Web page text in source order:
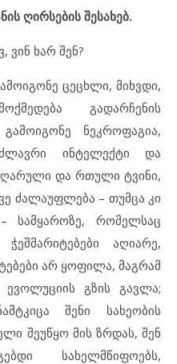
ღირსების შესახებ.
ვინ ხარ შენ?
ცეცხლი, მიხვდი,
გადარჩენის
ნეკროფაგია,
ინტელექტი და
და რთული ტვინი,
ძალაუფლება – თუმცა კი
სამყაროზე, რომელსაც
აღიარე,
არ ყოფილა, მაგრამ
გზის გავლა;
შენი სახეობის
შეუწყო მის ზრდას, შენ
სახელმწიფოებს,